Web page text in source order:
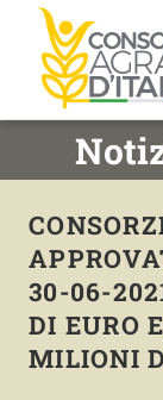
30-06-
DI EURO
MILIONI